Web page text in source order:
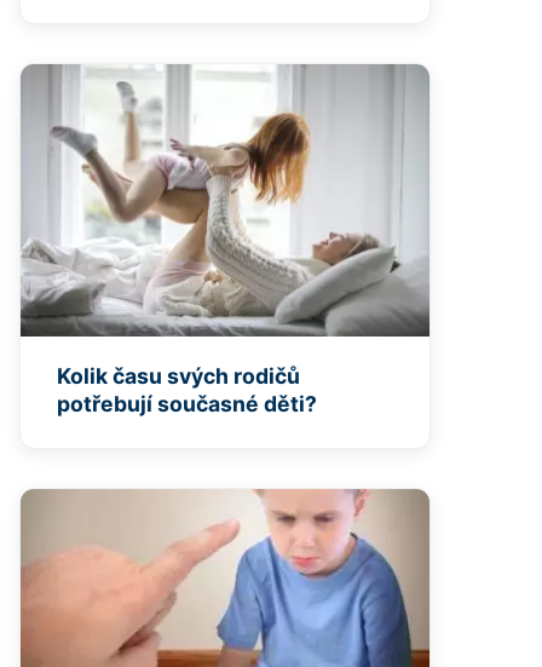
Kolik času svých rodičů
potřebují současné děti?